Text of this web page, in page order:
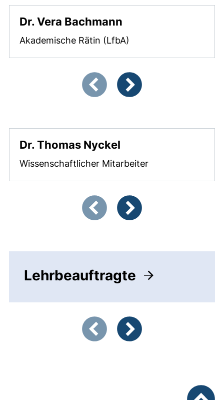
Dr. Vera Bachmann
Akademische Rätin (LfbA)
Zeigt Folie 1 von 4
Dr. Thomas Nyckel
Wissenschaftlicher Mitarbeiter
Zeigt Folie 1 von 4
Lehrbeauftragte
Zeigt Folie 1 von 3